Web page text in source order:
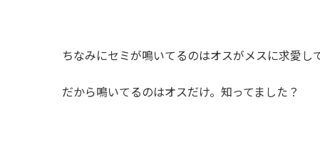
ちなみにセミが鳴いてるのはオスがメスに求愛し
だから鳴いてるのはオスだけ。知ってました？